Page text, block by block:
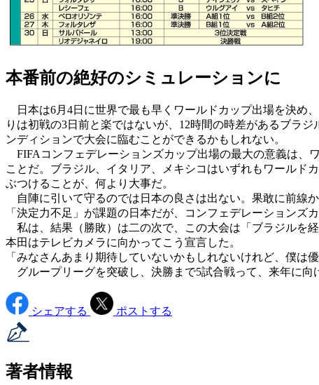
本番前の絶好のシミュレーションに
日本は6月4日に世界で最も早くワールドカップ出場を決め
りは初戦の3日前と楽ではないが、12時間の時差があるブラ
ンディションで大会に臨むことができるかもしれない。
FIFAコンフェデレーションズカップ出場の最大の意義は、
ことだ。ブラジル、イタリア、メキシコはいずれもワールド
ぶつけることが、何より大事だ。
自陣に引いて守るのでは日本の良さは出ない。果敢に前線
「決定力不足」が課題の日本だが、コンフェデレーションズ
私は、結果（勝敗）は二の次で、この大会は「ブラジルを
本田はテレビカメラに向かってこう宣言した。
「みなさんあまり期待していないかもしれないけれど、僕は優
グループリーグを突破し、決勝まで5試合戦って、来年に向
シェアする ポストする
著者情報